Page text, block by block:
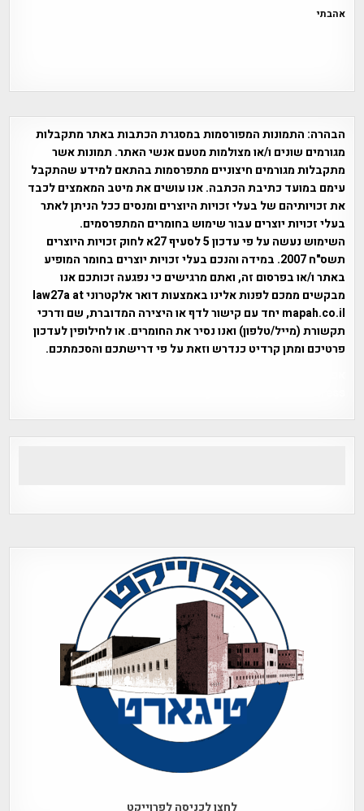
אהבתי
הבהרה: התמונות המפורסמות במסגרת הכתבות באתר מתקבלות
מגורמים שונים ו/או מצולמות מטעם אנשי האתר. תמונות אשר
מתקבלות מגורמים חיצוניים מתפרסמות בהתאם למידע שהתקבל
עימם במועד כתיבת הכתבה. אנו עושים את מיטב המאמצים לכבד
את זכויותיהם של בעלי זכויות היוצרים ומנסים ככל הניתן לאתר
בעלי זכויות יוצרים עבור שימוש בחומרים המתפרסמים.
השימוש נעשה על פי עדכון 5 לסעיף 27א לחוק זכויות היוצרים
תשס"ח 2007. במידה והנכם בעלי זכויות יוצרים בחומר המופיע
באתר ו/או בפרסום זה, ואתם מרגישים כי נפגעה זכותכם אנו
מבקשים ממכם לפנות אלינו באמצעות דואר אלקטרוני law27a at
mapah.co.il יחד עם קישור לדף או היצירה המדוברת, שם ודרכי
תקשורת (מייל/טלפון) ואנו נסיר את החומרים. או לחילופין לעדכון
פרטיכם ומתן קרדיט כנדרש וזאת על פי דרישתכם והסכמתכם.
לחצו לכניסה לפרוייקט